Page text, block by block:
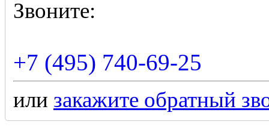
Звоните:
+7 (495) 740-69-25
или закажите обратный